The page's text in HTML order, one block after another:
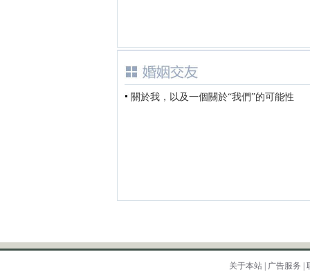
關於我，以及一個關於“我們”的可能性
关于本站| 广告服务